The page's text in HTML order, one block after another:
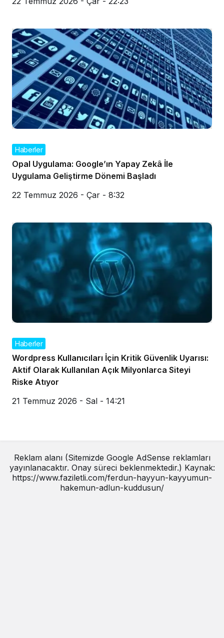
Haberler
Opal Uygulama: Google’ın Yapay Zekâ İle
Uygulama Geliştirme Dönemi Başladı
22 Temmuz 2026 - Çar - 8:32
Haberler
Wordpress Kullanıcıları İçin Kritik Güvenlik Uyarısı:
Aktif Olarak Kullanılan Açık Milyonlarca Siteyi
Riske Atıyor
21 Temmuz 2026 - Sal - 14:21
Reklam alanı (Sitemizde Google AdSense reklamları
yayınlanacaktır. Onay süreci beklenmektedir.) Kaynak:
https://www.faziletli.com/ferdun-hayyun-kayyumun-
hakemun-adlun-kuddusun/